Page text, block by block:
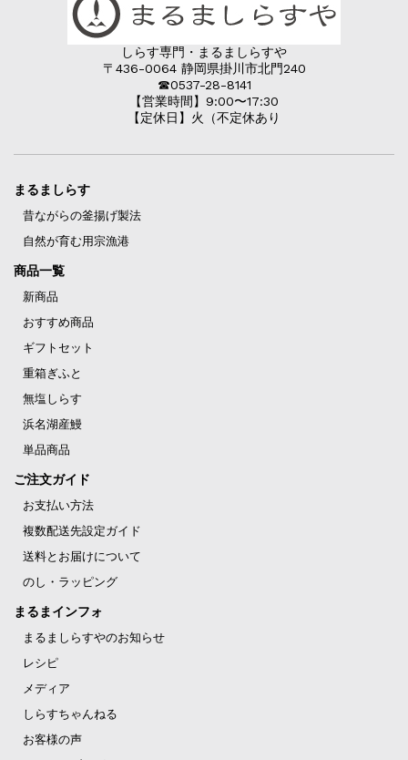
しらす専門・まるましらすや
〒436-0064 静岡県掛川市北門240
☎︎0537-28-8141
【営業時間】9:00〜17:30
【定休日】火（不定休あり
まるましらす
昔ながらの釜揚げ製法
自然が育む用宗漁港
商品一覧
新商品
おすすめ商品
ギフトセット
重箱ぎふと
無塩しらす
浜名湖産鰻
単品商品
ご注文ガイド
お支払い方法
複数配送先設定ガイド
送料とお届けについて
のし・ラッピング
まるまインフォ
まるましらすやのお知らせ
レシピ
メディア
しらすちゃんねる
お客様の声